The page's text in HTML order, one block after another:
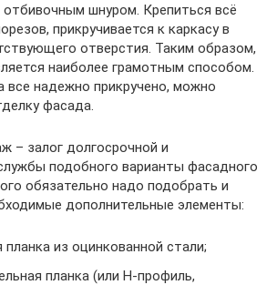
отбивочным шнуром. Крепиться всё
прикручивается к каркасу в
отверстия. Таким образом,
наиболее грамотным способом.
все надежно прикручено, можно
фасада.
– залог долгосрочной и
подобного варианты фасадного
обязательно надо подобрать и
дополнительные элементы:
планка из оцинкованной стали;
планка (или H-профиль,